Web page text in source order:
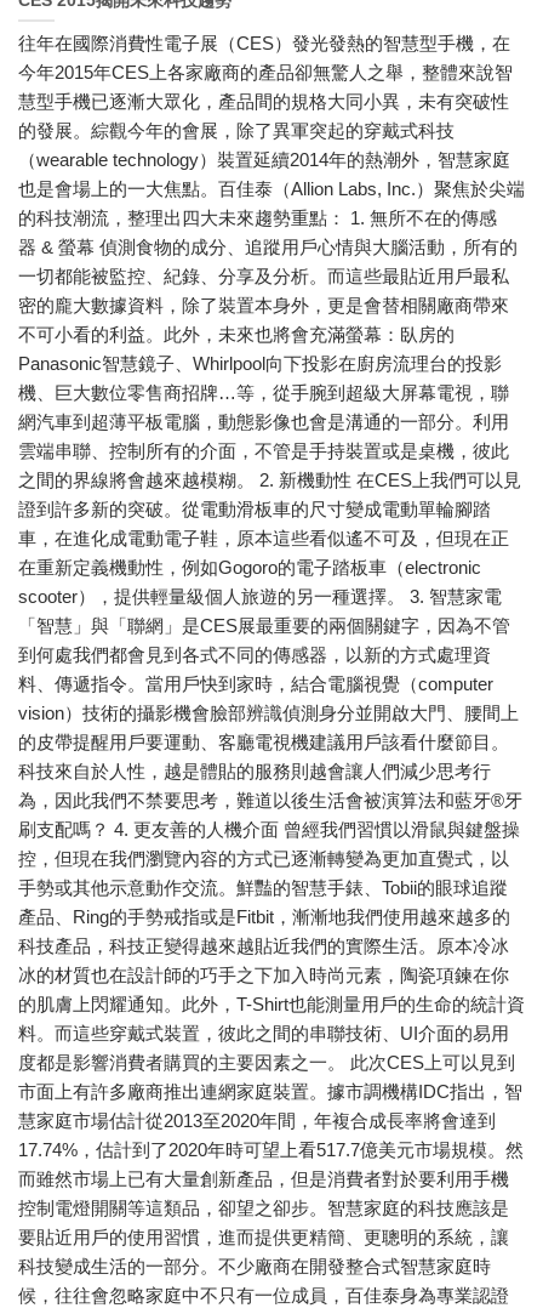
往年在國際消費性電子展（CES）發光發熱的智慧型手機，在
今年2015年CES上各家廠商的產品卻無驚人之舉，整體來說智
慧型手機已逐漸大眾化，產品間的規格大同小異，未有突破性
的發展。綜觀今年的會展，除了異軍突起的穿戴式科技
（wearable technology）裝置延續2014年的熱潮外，智慧家庭
也是會場上的一大焦點。百佳泰（Allion Labs, Inc.）聚焦於尖端
的科技潮流，整理出四大未來趨勢重點： 1. 無所不在的傳感
器 & 螢幕 偵測食物的成分、追蹤用戶心情與大腦活動，所有的
一切都能被監控、紀錄、分享及分析。而這些最貼近用戶最私
密的龐大數據資料，除了裝置本身外，更是會替相關廠商帶來
不可小看的利益。此外，未來也將會充滿螢幕：臥房的
Panasonic智慧鏡子、Whirlpool向下投影在廚房流理台的投影
機、巨大數位零售商招牌…等，從手腕到超級大屏幕電視，聯
網汽車到超薄平板電腦，動態影像也會是溝通的一部分。利用
雲端串聯、控制所有的介面，不管是手持裝置或是桌機，彼此
之間的界線將會越來越模糊。 2. 新機動性 在CES上我們可以見
證到許多新的突破。從電動滑板車的尺寸變成電動單輪腳踏
車，在進化成電動電子鞋，原本這些看似遙不可及，但現在正
在重新定義機動性，例如Gogoro的電子踏板車（electronic
scooter），提供輕量級個人旅遊的另一種選擇。 3. 智慧家電
「智慧」與「聯網」是CES展最重要的兩個關鍵字，因為不管
到何處我們都會見到各式不同的傳感器，以新的方式處理資
料、傳遞指令。當用戶快到家時，結合電腦視覺（computer
vision）技術的攝影機會臉部辨識偵測身分並開啟大門、腰間上
的皮帶提醒用戶要運動、客廳電視機建議用戶該看什麼節目。
科技來自於人性，越是體貼的服務則越會讓人們減少思考行
為，因此我們不禁要思考，難道以後生活會被演算法和藍牙®牙
刷支配嗎？ 4. 更友善的人機介面 曾經我們習慣以滑鼠與鍵盤操
控，但現在我們瀏覽內容的方式已逐漸轉變為更加直覺式，以
手勢或其他示意動作交流。鮮豔的智慧手錶、Tobii的眼球追蹤
產品、Ring的手勢戒指或是Fitbit，漸漸地我們使用越來越多的
科技產品，科技正變得越來越貼近我們的實際生活。原本冷冰
冰的材質也在設計師的巧手之下加入時尚元素，陶瓷項鍊在你
的肌膚上閃耀通知。此外，T-Shirt也能測量用戶的生命的統計資
料。而這些穿戴式裝置，彼此之間的串聯技術、UI介面的易用
度都是影響消費者購買的主要因素之一。 此次CES上可以見到
市面上有許多廠商推出連網家庭裝置。據市調機構IDC指出，智
慧家庭市場估計從2013至2020年間，年複合成長率將會達到
17.74%，估計到了2020年時可望上看517.7億美元市場規模。然
而雖然市場上已有大量創新產品，但是消費者對於要利用手機
控制電燈開關等這類品，卻望之卻步。智慧家庭的科技應該是
要貼近用戶的使用習慣，進而提供更精簡、更聰明的系統，讓
科技變成生活的一部分。不少廠商在開發整合式智慧家庭時
候，往往會忽略家庭中不只有一位成員，百佳泰身為專業認證